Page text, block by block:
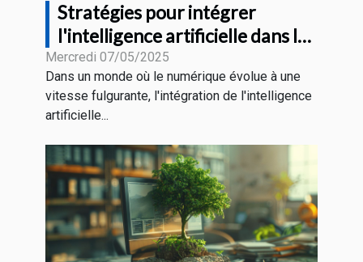
Stratégies pour intégrer
l'intelligence artificielle dans la
création de contenu web
Mercredi 07/05/2025
Dans un monde où le numérique évolue à une
vitesse fulgurante, l'intégration de l'intelligence
artificielle...